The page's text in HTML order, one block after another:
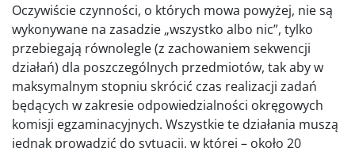
Oczywiście czynności, o których mowa powyżej, nie są
wykonywane na zasadzie „wszystko albo nic”, tylko
przebiegają równolegle (z zachowaniem sekwencji
działań) dla poszczególnych przedmiotów, tak aby w
maksymalnym stopniu skrócić czas realizacji zadań
będących w zakresie odpowiedzialności okręgowych
komisji egzaminacyjnych. Wszystkie te działania muszą
jednak prowadzić do sytuacji, w której – około 20